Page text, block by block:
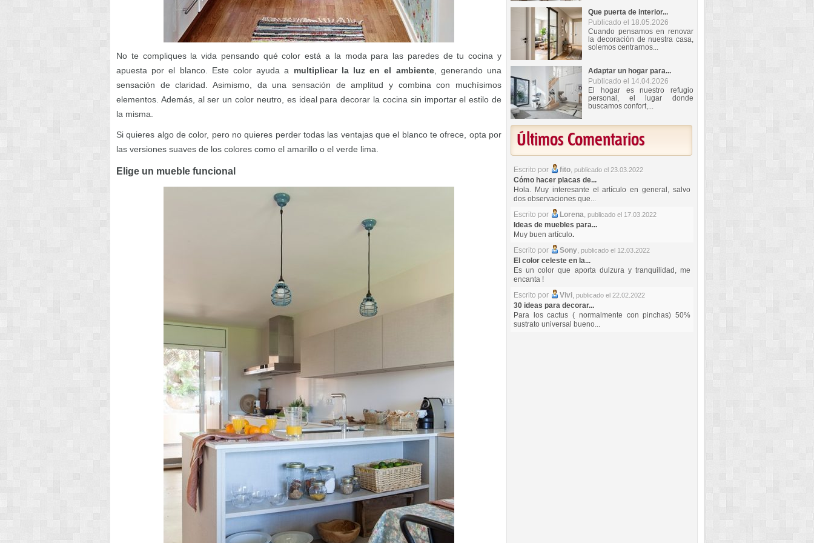
No te compliques la vida pensando qué color está a la moda para las paredes de tu cocina y
apuesta por el blanco. Este color ayuda a multiplicar la luz en el ambiente, generando una
sensación de claridad. Asimismo, da una sensación de amplitud y combina con muchísimos
elementos. Además, al ser un color neutro, es ideal para decorar la cocina sin importar el estilo de
la misma.
Si quieres algo de color, pero no quieres perder todas las ventajas que el blanco te ofrece, opta por
las versiones suaves de los colores como el amarillo o el verde lima.
Elige un mueble funcional
Que puerta de interior...
Publicado el 18.05.2026
Cuando pensamos en renovar
la decoración de nuestra casa,
solemos centrarnos...
Adaptar un hogar para...
Publicado el 14.04.2026
El hogar es nuestro refugio
personal, el lugar donde
buscamos confort,...
Últimos Comentarios
Escrito por fito, publicado el 23.03.2022
Cómo hacer placas de...
Hola. Muy interesante el artículo en general, salvo
dos observaciones que...
Escrito por
Lorena, publicado el 17.03.2022
Ideas de muebles para...
Muy buen artículo.
Escrito por
Sony, publicado el 12.03.2022
El color celeste en la...
Es un color que aporta dulzura y tranquilidad, me
encanta !
Escrito por
Vivi, publicado el 22.02.2022
30 ideas para decorar...
Para los cactus ( normalmente con pinchas) 50%
sustrato universal bueno...